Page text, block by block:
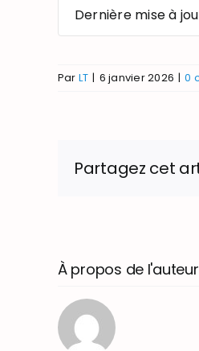
Dernière mise à
Par LT | 6 janvier 2026 | 0
Partagez cet
À propos de